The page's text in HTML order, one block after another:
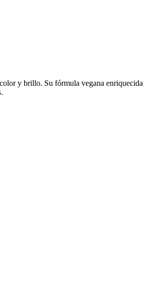
y brillo. Su fórmula vegana enriquecida